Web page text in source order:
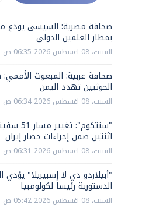
صحافة مصرية: السيسى يودع
بمطار العلمين الدولى
السبت، 08 اغسطس 2026 06:35 ص
صحافة عربية: المبعوث
الحوثيين تهدد اليمن
السبت، 08 اغسطس 2026 06:34 ص
"سنتكوم":
اثنتين ضمن إجراءات حصار إيران
السبت، 08 اغسطس 2026 06:31 ص
"أبيلاردو دي لا إسبيريلا" يؤدي
الدستورية رئيسا لكولومبيا
السبت، 08 اغسطس 2026 05:42 ص